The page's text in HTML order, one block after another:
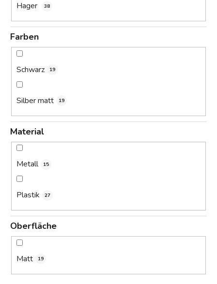
Hager 38
Farben
Schwarz 19
Silber matt 19
Material
Metall 15
Plastik 27
Oberfläche
Matt 19